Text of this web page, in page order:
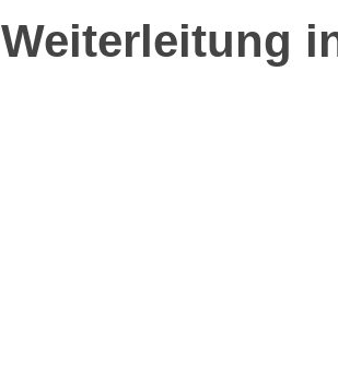
Weiterleitung